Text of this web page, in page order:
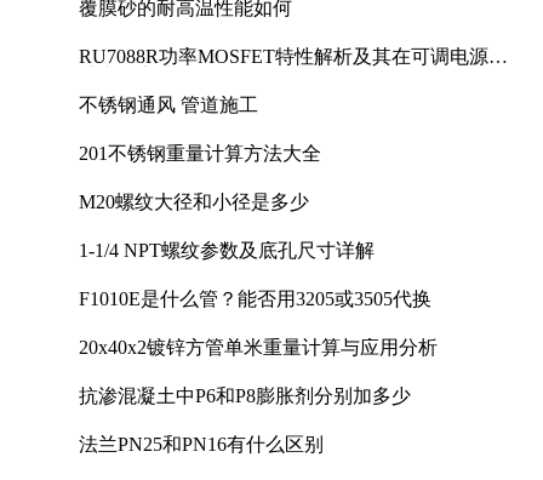
覆膜砂的耐高温性能如何
RU7088R功率MOSFET特性解析及其在可调电源设
不锈钢通风 管道施工
201不锈钢重量计算方法大全
M20螺纹大径和小径是多少
1-1/4 NPT螺纹参数及底孔尺寸详解
F1010E是什么管？能否用3205或3505代换
20x40x2镀锌方管单米重量计算与应用分析
抗渗混凝土中P6和P8膨胀剂分别加多少
法兰PN25和PN16有什么区别